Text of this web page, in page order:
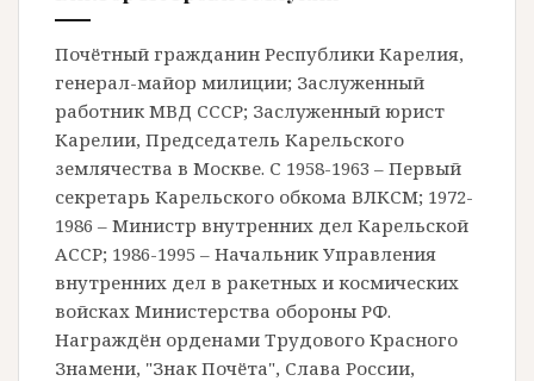
Почётный гражданин Республики Карелия,
генерал-майор милиции; Заслуженный
работник МВД СССР; Заслуженный юрист
Карелии, Председатель Карельского
землячества в Москве. С 1958-1963 – Первый
секретарь Карельского обкома ВЛКСМ; 1972-
1986 – Министр внутренних дел Карельской
АССР; 1986-1995 – Начальник Управления
внутренних дел в ракетных и космических
войсках Министерства обороны РФ.
Награждён орденами Трудового Красного
Знамени, "Знак Почёта", Слава России,